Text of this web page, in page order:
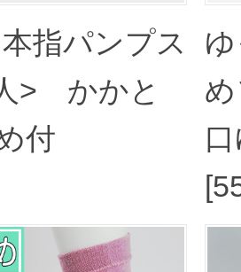
指パンプス
> かかと
付